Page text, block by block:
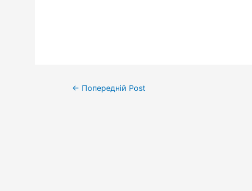
← Попередній Post